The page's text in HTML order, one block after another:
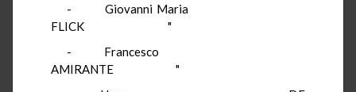
- Giovanni Maria
FLICK "
- Francesco
AMIRANTE "